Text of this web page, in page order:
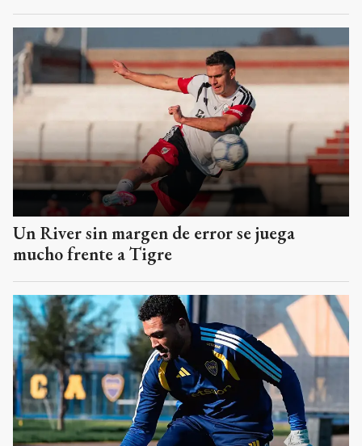
Un River sin margen de error se juega
mucho frente a Tigre